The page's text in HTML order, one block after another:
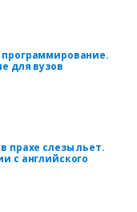
программирование.
для вузов
прахе слезы льет.
с английского